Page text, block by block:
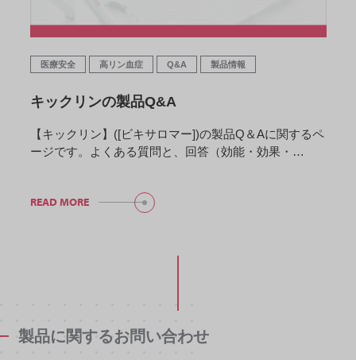
医療安全 高リン血症 Q&A 製品情報
キックリンの製品Q&A
【キックリン】([ビキサロマー])の製品Q＆Aに関するペ
ージです。よくある質問と、回答（効能・効果・…
READ MORE
製品に関するお問い合わせ